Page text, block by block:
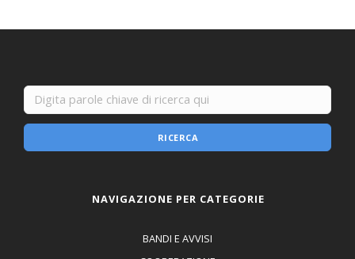
RICERCA
NAVIGAZIONE PER CATEGORIE
BANDI E AVVISI